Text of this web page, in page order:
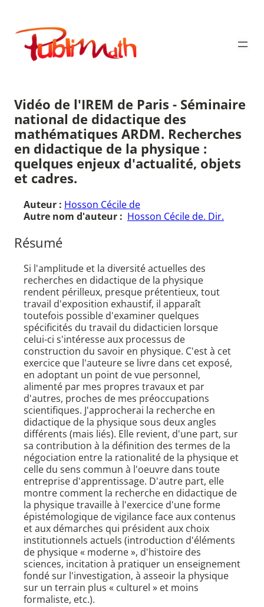
contenu
Publimath
Vidéo de l'IREM de Paris - Séminaire
national de didactique des
mathématiques ARDM. Recherches
en didactique de la physique :
quelques enjeux d'actualité, objets
et cadres.
Auteur : Hosson Cécile de
Autre nom d'auteur : Hosson Cécile de. Dir.
Résumé
Si l'amplitude et la diversité actuelles des
recherches en didactique de la physique
rendent périlleux, presque prétentieux, tout
travail d'exposition exhaustif, il apparaît
toutefois possible d'examiner quelques
spécificités du travail du didacticien lorsque
celui-ci s'intéresse aux processus de
construction du savoir en physique. C'est à cet
exercice que l'auteure se livre dans cet exposé,
en adoptant un point de vue personnel,
alimenté par mes propres travaux et par
d'autres, proches de mes préoccupations
scientifiques. J'approcherai la recherche en
didactique de la physique sous deux angles
différents (mais liés). Elle revient, d'une part, sur
sa contribution à la définition des termes de la
négociation entre la rationalité de la physique et
celle du sens commun à l'oeuvre dans toute
entreprise d'apprentissage. D'autre part, elle
montre comment la recherche en didactique de
la physique travaille à l'exercice d'une forme
épistémologique de vigilance face aux contenus
et aux démarches qui président aux choix
institutionnels actuels (introduction d'éléments
de physique « moderne », d'histoire des
sciences, incitation à pratiquer un enseignement
fondé sur l'investigation, à asseoir la physique
sur un terrain plus « culturel » et moins
formaliste, etc.).